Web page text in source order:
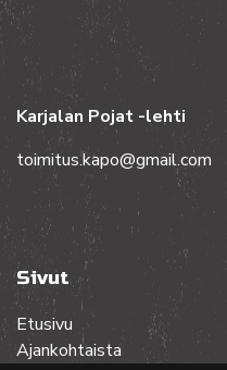
Karjalan Pojat -lehti
toimitus.kapo@gmail.com
Sivut
Etusivu
Ajankohtaista